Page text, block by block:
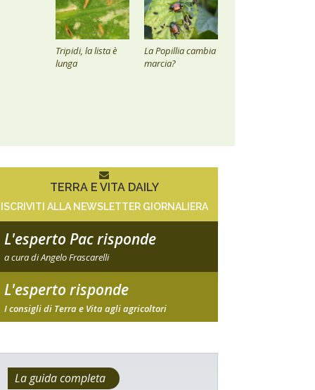
Tripidi, la lista è
lunga
La Popillia cambia
marcia?
TERRA E VITA DAILY
ISCRIVITI ALLA NEWSLETTER GIORNALIERA
L'esperto Pac risponde
a cura di Angelo Frascarelli
L'esperto risponde
I consigli di Terra e Vita agli agricoltori
La guida completa